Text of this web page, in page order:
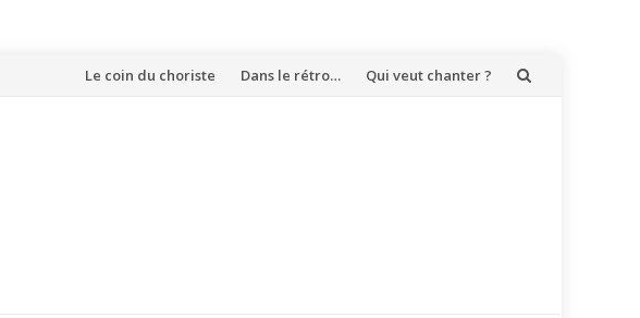
Aller
Le coin du choriste Dans le rétro… Qui veut chanter ?